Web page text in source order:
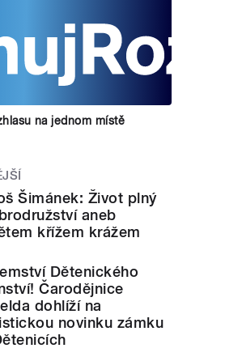
na jednom místě
Šimánek: Život plný
aneb
křížem krážem
Dětenického
Čarodějnice
dohlíží na
novinku zámku